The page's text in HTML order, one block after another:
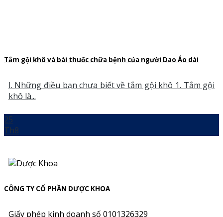
Tắm gội khô và bài thuốc chữa bệnh của người Dao Áo dài
I. Những điều bạn chưa biết về tắm gội khô 1. Tắm gội
khô là...
25
Th8
CÔNG TY CỔ PHẦN DƯỢC KHOA
Giấy phép kinh doanh số 0101326329